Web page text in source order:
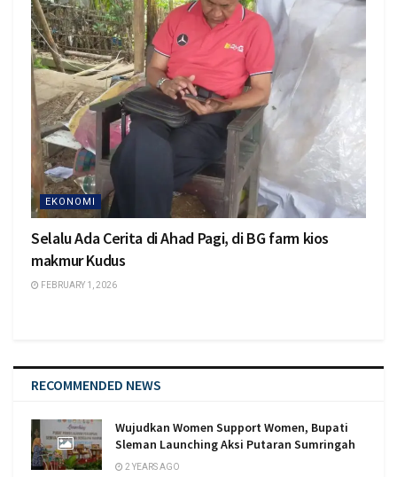
EKONOMI
Selalu Ada Cerita di Ahad Pagi, di BG farm kios
makmur Kudus
FEBRUARY 1, 2026
RECOMMENDED NEWS
Wujudkan Women Support Women, Bupati
Sleman Launching Aksi Putaran Sumringah
2 YEARS AGO